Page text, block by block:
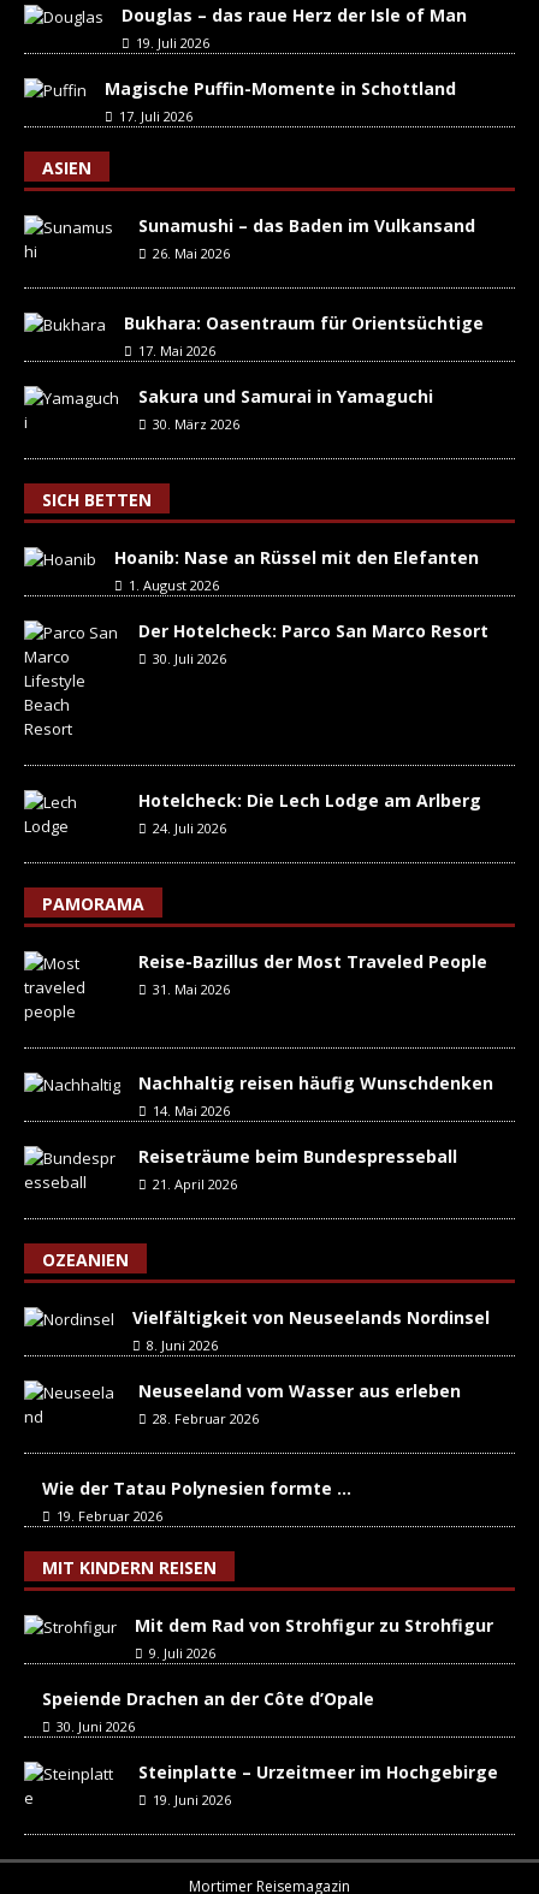
Douglas – das raue Herz der Isle of Man
19. Juli 2026
Magische Puffin-Momente in Schottland
17. Juli 2026
ASIEN
Sunamushi – das Baden im Vulkansand
26. Mai 2026
Bukhara: Oasentraum für Orientsüchtige
17. Mai 2026
Sakura und Samurai in Yamaguchi
30. März 2026
SICH BETTEN
Hoanib: Nase an Rüssel mit den Elefanten
1. August 2026
Der Hotelcheck: Parco San Marco Resort
30. Juli 2026
Hotelcheck: Die Lech Lodge am Arlberg
24. Juli 2026
PAMORAMA
Reise-Bazillus der Most Traveled People
31. Mai 2026
Nachhaltig reisen häufig Wunschdenken
14. Mai 2026
Reiseträume beim Bundespresseball
21. April 2026
OZEANIEN
Vielfältigkeit von Neuseelands Nordinsel
8. Juni 2026
Neuseeland vom Wasser aus erleben
28. Februar 2026
Wie der Tatau Polynesien formte …
19. Februar 2026
MIT KINDERN REISEN
Mit dem Rad von Strohfigur zu Strohfigur
9. Juli 2026
Speiende Drachen an der Côte d’Opale
30. Juni 2026
Steinplatte – Urzeitmeer im Hochgebirge
19. Juni 2026
Mortimer Reisemagazin